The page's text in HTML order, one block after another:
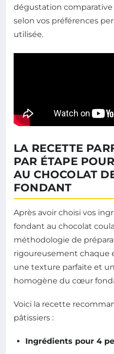
dégustation
selon vos préférences
utilisée.
LA RECETTE
PAR ÉTAPE
AU CHOCOLAT
FONDANT
Après avoir choisi vos
fondant au chocolat
méthodologie de
rigoureusement chaque
une texture parfaite et
homogène du cœur
Voici la recette
pâtissiers :
Ingrédients pour 4